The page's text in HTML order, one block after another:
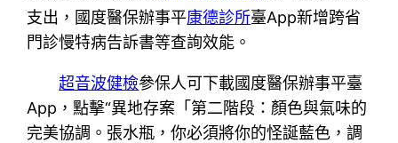
支出，國度醫保辦事平康德診所臺App新增跨省
門診慢特病告訴書等查詢效能。
超音波健檢參保人可下載國度醫保辦事平臺
App，點擊“異地存案「第二階段：顏色與氣味的
完美協調。張水瓶，你必須將你的怪誕藍色，調